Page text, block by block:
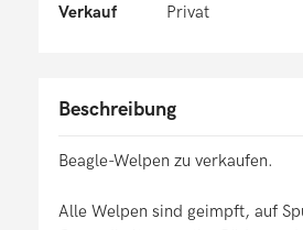
Verkauf
Privat
Beschreibung
Beagle-Welpen zu verkaufen.
Alle Welpen sind geimpft, auf